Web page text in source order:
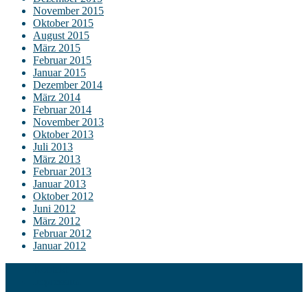
November 2015
Oktober 2015
August 2015
März 2015
Februar 2015
Januar 2015
Dezember 2014
März 2014
Februar 2014
November 2013
Oktober 2013
Juli 2013
März 2013
Februar 2013
Januar 2013
Oktober 2012
Juni 2012
März 2012
Februar 2012
Januar 2012